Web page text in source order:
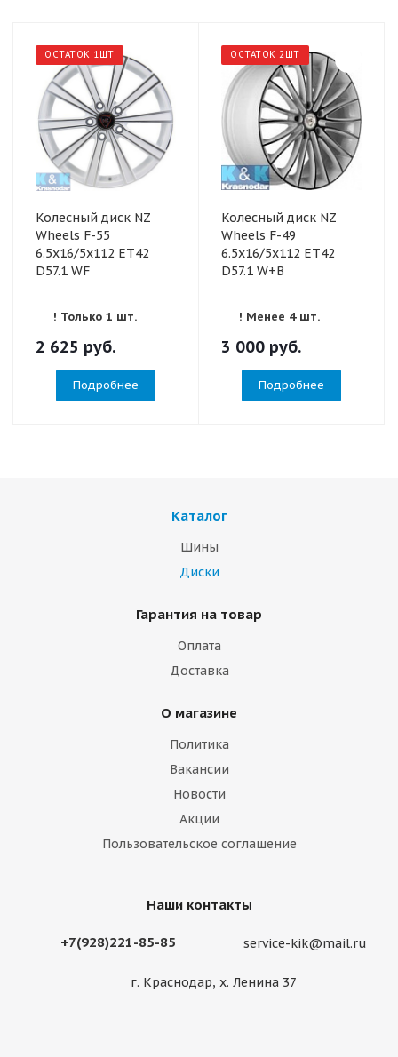
ОСТАТОК 1ШТ
Колесный диск NZ
Wheels F-55
6.5x16/5x112 ET42
D57.1 WF
! Только 1 шт.
2 625 руб.
Подробнее
ОСТАТОК 2ШТ
Колесный диск NZ
Wheels F-49
6.5x16/5x112 ET42
D57.1 W+B
! Менее 4 шт.
3 000 руб.
Подробнее
Каталог
Шины
Диски
Гарантия на товар
Оплата
Доставка
О магазине
Политика
Вакансии
Новости
Акции
Пользовательское соглашение
Наши контакты
+7(928)221-85-85 service-kik@mail.ru
г. Краснодар, х. Ленина 37